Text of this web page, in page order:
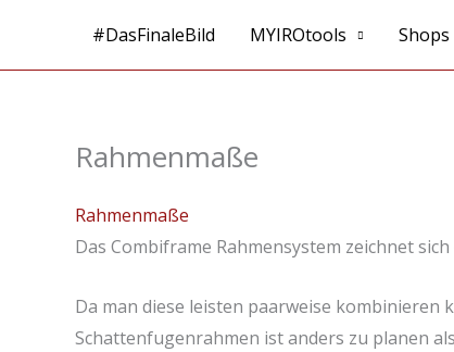
springen
#DasFinaleBild MYIROtools Shops
Rahmenmaße
Rahmenmaße
Das Combiframe Rahmensystem zeichnet
Da man diese leisten paarweise
Schattenfugenrahmen ist anders zu planen